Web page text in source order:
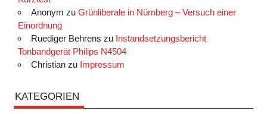
Anonym zu Grünliberale in Nürnberg – Versuch einer
Einordnung
Ruediger Behrens zu Instandsetzungsbericht
Tonbandgerät Philips N4504
Christianzu Impressum
KATEGORIEN